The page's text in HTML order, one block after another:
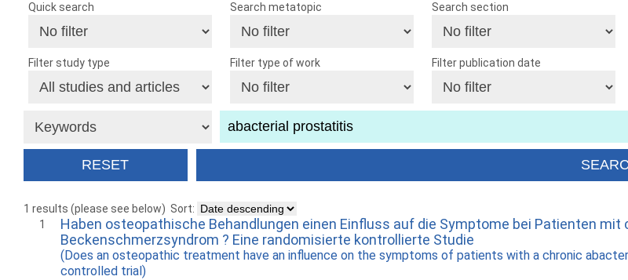
Quick search
Search metatopic Search section
Filter study type Filter type of work Filter publication date
1 results (please see below) Sort:
1
Haben osteopathische Behandlungen einen Einfluss auf die Symptome bei Patienten
Beckenschmerzsyndrom ? Eine randomisierte kontrollierte Studie
(Does an osteopathic treatment have an influence on the symptoms of patients with a chronic
controlled trial)